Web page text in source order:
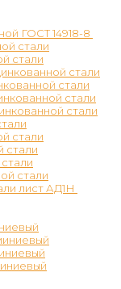
ГОСТ 14918-8
стали
стали
стали
стали
стали
стали
стали
стали
стали
лист АД1Н